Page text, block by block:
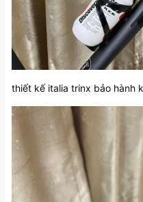
thiết kế italia trinx bảo hành